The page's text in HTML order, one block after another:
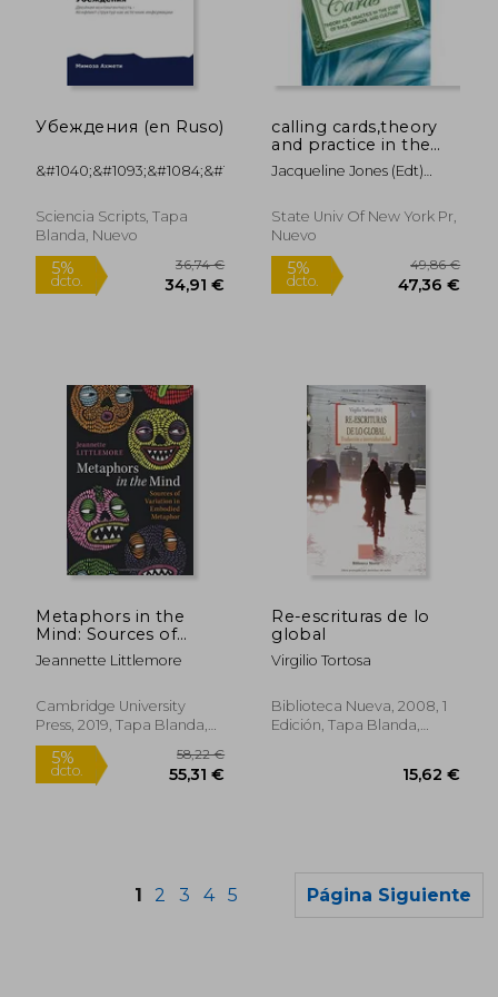
dcto. dcto.
5%
dcto. 262,44 €
Убеждения (en Ruso)
&#1040;&#1093;&#1084;&#1077;&#1090;&#108
Sciencia Scripts, Tapa
Blanda, Nuevo
calling cards,theory
and practice in the
study of race, gender,
and culture
Jacqueline Jones (edt)
State Univ Of New York Pr,
Nuevo
Metaphors in the
Mind: Sources of
Variation in
Embodied Metaphor
Jeannette Littlemore
Cambridge University
Press, 2019, Tapa Blanda,
Nuevo
Re-escrituras de lo
global
Virgilio Tortosa
Biblioteca Nueva, 2008, 1
Edición, Tapa Blanda,
1 2 3 4 5 Página Siguiente